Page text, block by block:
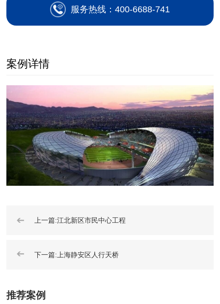
服务热线：400-6688-741
案例详情
➔ 上一篇:江北新区市民中心工程
➔ 下一篇:上海静安区人行天桥
推荐案例